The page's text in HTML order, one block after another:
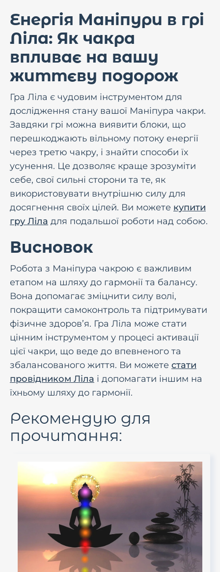
Енергія Маніпури в грі
Ліла: Як чакра
впливає на вашу
життєву подорож
Гра Ліла є чудовим інструментом для
дослідження стану вашої Маніпура чакри.
Завдяки грі можна виявити блоки, що
перешкоджають вільному потоку енергії
через третю чакру, і знайти способи їх
усунення. Це дозволяє краще зрозуміти
себе, свої сильні сторони та те, як
використовувати внутрішню силу для
досягнення своїх цілей. Ви можете купити
гру Ліла для подальшої роботи над собою.
Висновок
Робота з Маніпура чакрою є важливим
етапом на шляху до гармонії та балансу.
Вона допомагає зміцнити силу волі,
покращити самоконтроль та підтримувати
фізичне здоров’я. Гра Ліла може стати
цінним інструментом у процесі активації
цієї чакри, що веде до впевненого та
збалансованого життя. Ви можете стати
провідником Ліла і допомагати іншим на
їхньому шляху до гармонії.
Рекомендую для
прочитання: